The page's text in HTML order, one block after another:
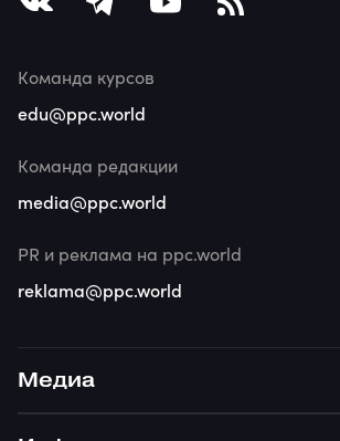
Медиа
Команда курсов
edu@ppc.world
Команда редакции
media@ppc.world
PR и реклама на ppc.world
reklama@ppc.world